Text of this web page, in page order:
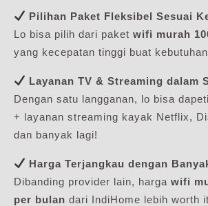
Pilihan Paket Fleksibel Sesuai
Lo bisa pilih dari paket wifi murah
yang kecepatan tinggi buat
Layanan TV & Streaming dalam
Dengan satu langganan, lo bisa
+ layanan streaming kayak Netflix,
dan banyak lagi!
Harga Terjangkau dengan
Dibanding provider lain, harga wifi
per bulan dari IndiHome lebih worth